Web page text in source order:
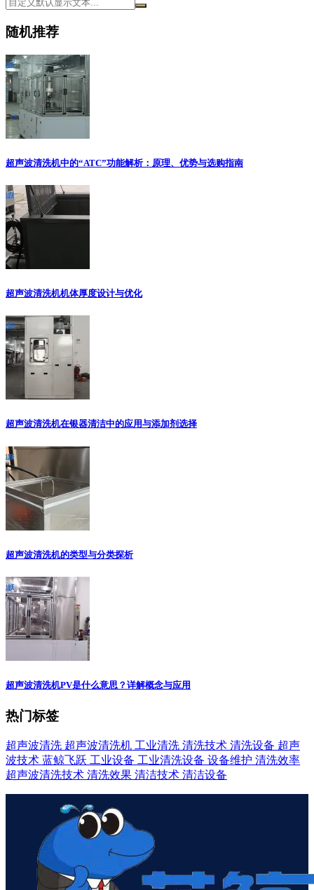
随机推荐
超声波清洗机中的“ATC”功能解析：原理、优势与选购指南
超声波清洗机机体厚度设计与优化
超声波清洗机在银器清洁中的应用与添加剂选择
超声波清洗机的类型与分类探析
超声波清洗机PV是什么意思？详解概念与应用
热门标签
超声波清洗 超声波清洗机 工业清洗 清洗技术 清洗设备 超声
波技术 蓝鲸飞跃 工业设备 工业清洗设备 设备维护 清洗效率
超声波清洗技术 清洗效果 清洁技术 清洁设备